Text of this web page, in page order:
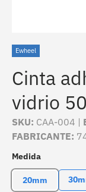
Ewheel
Cinta
vidrio
SKU: CAA-004 |
FABRICANTE:
Medida
20mm